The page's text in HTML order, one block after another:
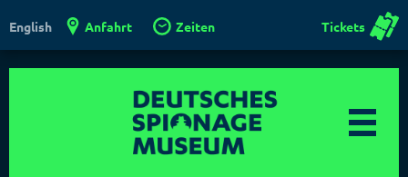
English Anfahrt Zeiten Tickets